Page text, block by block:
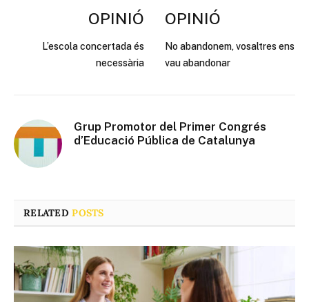
OPINIÓ
L’escola concertada és
necessària
OPINIÓ
No abandonem, vosaltres ens
vau abandonar
Grup Promotor del Primer Congrés
d’Educació Pública de Catalunya
RELATEDPOSTS